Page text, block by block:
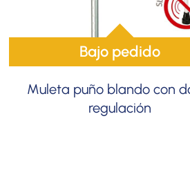
Bajo pedido
Muleta puño blando con
regulación